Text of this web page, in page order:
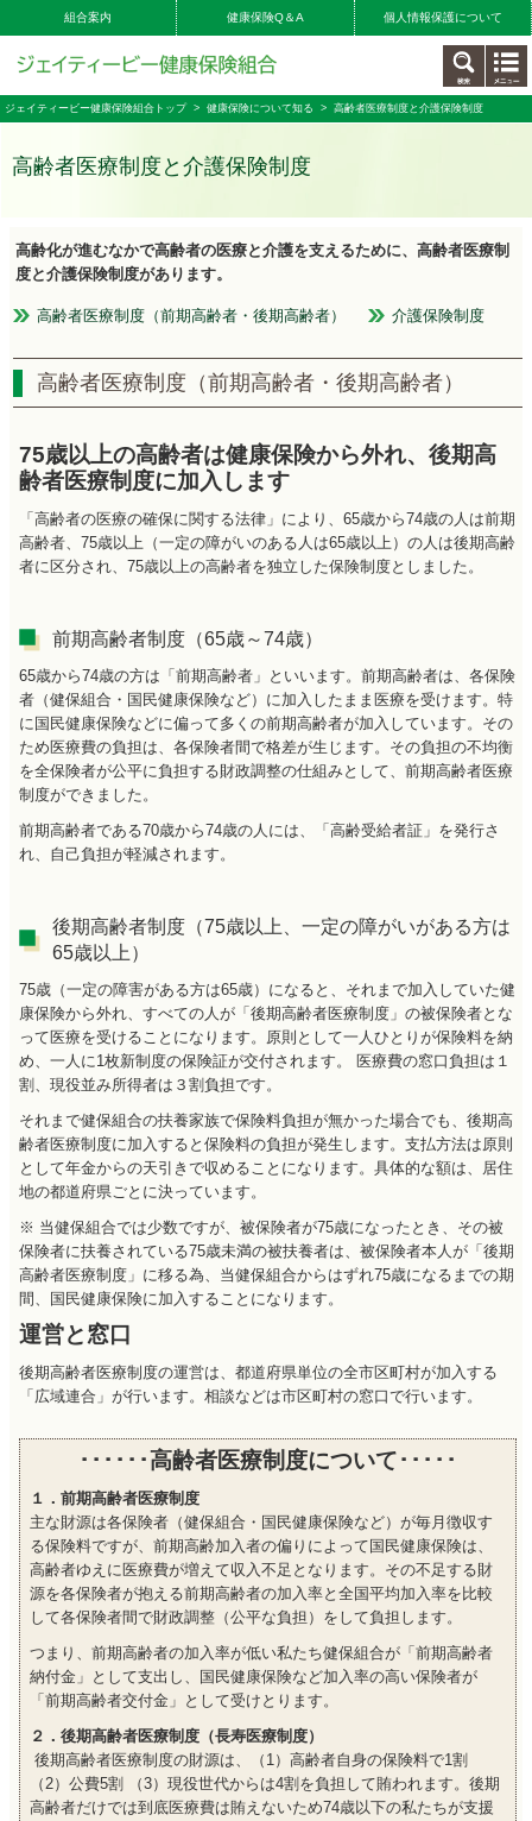
組合案内 健康保険Q＆A 個人情報保護について
ジェイティービー健康保険組合トップ> 健康保険について知る > 高齢者医療制度と介護保険制度
高齢者医療制度と介護保険制度
高齢化が進むなかで高齢者の医療と介護を支えるために、高齢者医療制
度と介護保険制度があります。
高齢者医療制度（前期高齢者・後期高齢者） 介護保険制度
高齢者医療制度（前期高齢者・後期高齢者）
75歳以上の高齢者は健康保険から外れ、後期高
齢者医療制度に加入します
「高齢者の医療の確保に関する法律」により、65歳から74歳の人は前期
高齢者、75歳以上（一定の障がいのある人は65歳以上）の人は後期高齢
者に区分され、75歳以上の高齢者を独立した保険制度としました。
前期高齢者制度（65歳～74歳）
65歳から74歳の方は「前期高齢者」といいます。前期高齢者は、各保険
者（健保組合・国民健康保険など）に加入したまま医療を受けます。特
に国民健康保険などに偏って多くの前期高齢者が加入しています。その
ため医療費の負担は、各保険者間で格差が生じます。その負担の不均衡
を全保険者が公平に負担する財政調整の仕組みとして、前期高齢者医療
制度ができました。
前期高齢者である70歳から74歳の人には、「高齢受給者証」を発行さ
れ、自己負担が軽減されます。
後期高齢者制度（75歳以上、一定の障がいがある方は
65歳以上）
75歳（一定の障害がある方は65歳）になると、それまで加入していた健
康保険から外れ、すべての人が「後期高齢者医療制度」の被保険者とな
って医療を受けることになります。原則として一人ひとりが保険料を納
め、一人に1枚新制度の保険証が交付されます。 医療費の窓口負担は１
割、現役並み所得者は３割負担です。
それまで健保組合の扶養家族で保険料負担が無かった場合でも、後期高
齢者医療制度に加入すると保険料の負担が発生します。支払方法は原則
として年金からの天引きで収めることになります。具体的な額は、居住
地の都道府県ごとに決っています。
※ 当健保組合では少数ですが、被保険者が75歳になったとき、その被
保険者に扶養されている75歳未満の被扶養者は、被保険者本人が「後期
高齢者医療制度」に移る為、当健保組合からはずれ75歳になるまでの期
間、国民健康保険に加入することになります。
運営と窓口
後期高齢者医療制度の運営は、都道府県単位の全市区町村が加入する
「広域連合」が行います。相談などは市区町村の窓口で行います。
･･････高齢者医療制度について･････
１． 前期高齢者医療制度
主な財源は各保険者（健保組合・国民健康保険など）が毎月徴収す
る保険料ですが、前期高齢加入者の偏りによって国民健康保険は、
高齢者ゆえに医療費が増えて収入不足となります。その不足する財
源を各保険者が抱える前期高齢者の加入率と全国平均加入率を比較
して各保険者間で財政調整（公平な負担）をして負担します。
つまり、前期高齢者の加入率が低い私たち健保組合が「前期高齢者
納付金」として支出し、国民健康保険など加入率の高い保険者が
「前期高齢者交付金」として受けとります。
２． 後期高齢者医療制度（長寿医療制度）
後期高齢者医療制度の財源は、（1）高齢者自身の保険料で1割
（2）公費5割 （3）現役世代からは4割を負担して賄われます。後期
高齢者だけでは到底医療費は賄えないため74歳以下の私たちが支援